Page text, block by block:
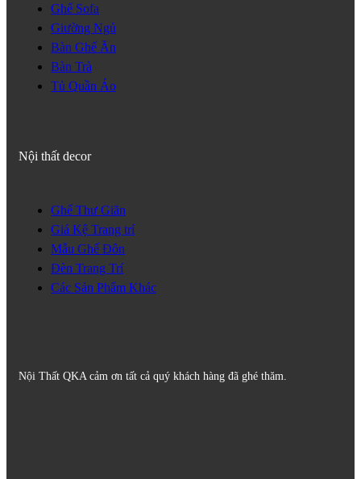
Ghế Sofa
Giường Ngủ
Bàn Ghế Ăn
Bàn Trà
Tủ Quần Áo
Nội thất decor
Ghế Thư Giãn
Giá Kệ Trang trí
Mẫu Ghế Đôn
Đèn Trang Trí
Các Sản Phẩm Khác
Nội Thất QKA cảm ơn tất cả quý khách hàng đã ghé thăm.